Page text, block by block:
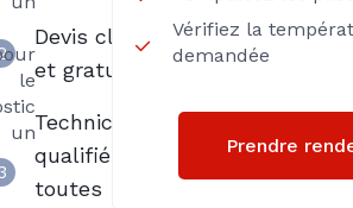
le
un
Vérifiez la
demandée
Prendre
Devis clair
et gratuit
Techniciens
qualifiés
toutes